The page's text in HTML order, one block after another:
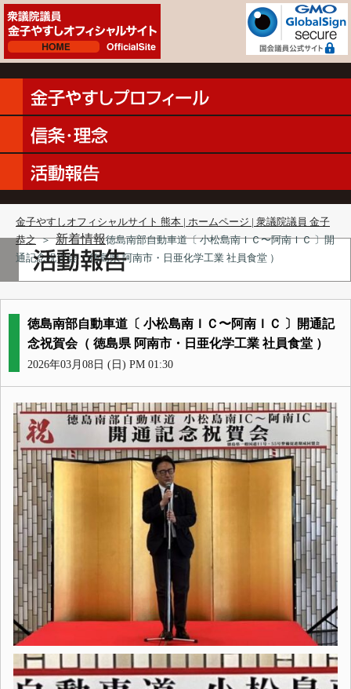
金子やすしオフィシャルサイト 熊本 | ホームページ | 衆議院議員 金子
恭之 ＞ 新着情報徳島南部自動車道〔 小松島南ＩＣ〜阿南ＩＣ 〕開
通記念祝賀会（ 徳島県 阿南市・日亜化学工業 社員食堂 ）
徳島南部自動車道〔 小松島南ＩＣ〜阿南ＩＣ 〕開通記
念祝賀会（ 徳島県 阿南市・日亜化学工業 社員食堂 ）
2026年03月08日 (日) PM 01:30